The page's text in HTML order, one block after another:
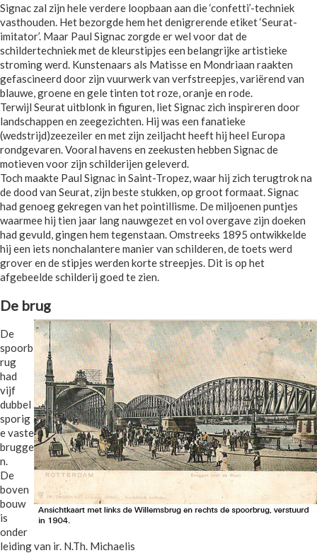
Signac zal zijn hele verdere loopbaan aan die ‘confetti’-techniek
vasthouden. Het bezorgde hem het denigrerende etiket ‘Seurat-
imitator’. Maar Paul Signac zorgde er wel voor dat de
schildertechniek met de kleurstipjes een belangrijke artistieke
stroming werd. Kunstenaars als Matisse en Mondriaan raakten
gefascineerd door zijn vuurwerk van verfstreepjes, variërend van
blauwe, groene en gele tinten tot roze, oranje en rode.
Terwijl Seurat uitblonk in figuren, liet Signac zich inspireren door
landschappen en zeegezichten. Hij was een fanatieke
(wedstrijd)zeezeiler en met zijn zeiljacht heeft hij heel Europa
rondgevaren. Vooral havens en zeekusten hebben Signac de
motieven voor zijn schilderijen geleverd.
Toch maakte Paul Signac in Saint-Tropez, waar hij zich terugtrok na
de dood van Seurat, zijn beste stukken, op groot formaat. Signac
had genoeg gekregen van het pointillisme. De miljoenen puntjes
waarmee hij tien jaar lang nauwgezet en vol overgave zijn doeken
had gevuld, gingen hem tegenstaan. Omstreeks 1895 ontwikkelde
hij een iets nonchalantere manier van schilderen, de toets werd
grover en de stipjes werden korte streepjes. Dit is op het
afgebeelde schilderij goed te zien.
De brug
De
spoorb
rug
had
vijf
dubbel
sporig
e vaste
brugge
n.
De
boven
bouw
is
onder
leiding van ir. N.Th. Michaelis